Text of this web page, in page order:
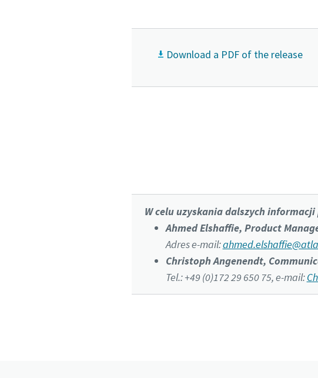
Download a PDF of the release
W celu uzyskania dalszych
Ahmed Elshaffie, Product
Adres e-mail:
Christoph Angenendt,
Tel.: +49 (0)172 29 650 75, e-mail: